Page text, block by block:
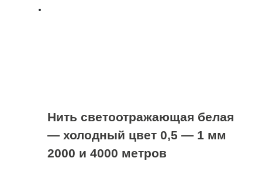
Нить светоотражающая белая
— холодный цвет 0,5 — 1 мм
2000 и 4000 метров